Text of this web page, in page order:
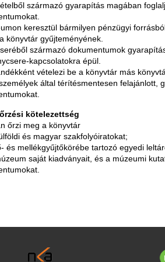
származó gyarapítás magában
keresztül bármilyen pénzügyi
könyvtár gyűjteményének.
származó dokumentumok
kapcsolatokra épül.
vételezi be a könyvtár más
által térítésmentesen felajánlott,
kötelezettség
őrzi meg a könyvtár
és magyar szakfolyóiratokat;
és mellékgyűjtőkörébe tartozó egyedi
saját kiadványait, és a múzeumi